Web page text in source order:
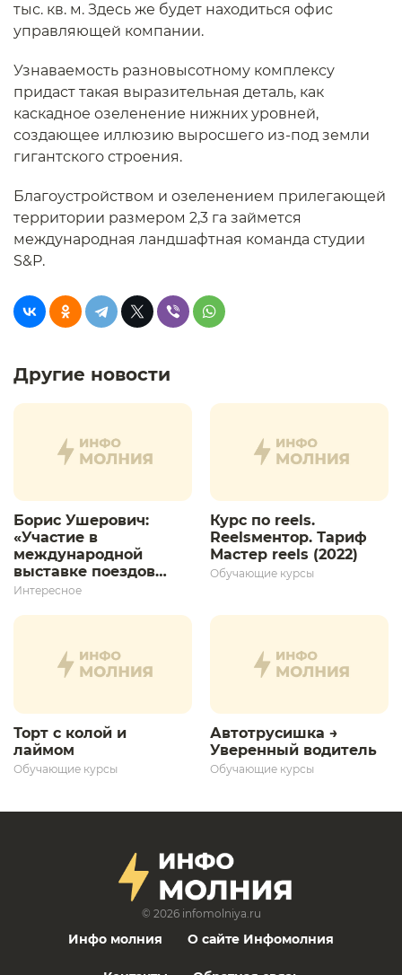
тыс. кв. м. Здесь же будет находиться офис
управляющей компании.
Узнаваемость разновысотному комплексу
придаст такая выразительная деталь, как
каскадное озеленение нижних уровней,
создающее иллюзию выросшего из-под земли
гигантского строения.
Благоустройством и озеленением прилегающей
территории размером 2,3 га займется
международная ландшафтная команда студии
S&P.
Другие новости
Борис Ушерович:
«Участие в
международной
выставке поездов
дает толчок для
развития»
Интересное
Курс по reels.
Reelsментор. Тариф
Мастер reels (2022)
Обучающие курсы
Торт с колой и
лаймом
Обучающие курсы
Автотрусишка →
Уверенный водитель​
Обучающие курсы
© 2026 infomolniya.ru
Инфо молния О сайте Инфомолния